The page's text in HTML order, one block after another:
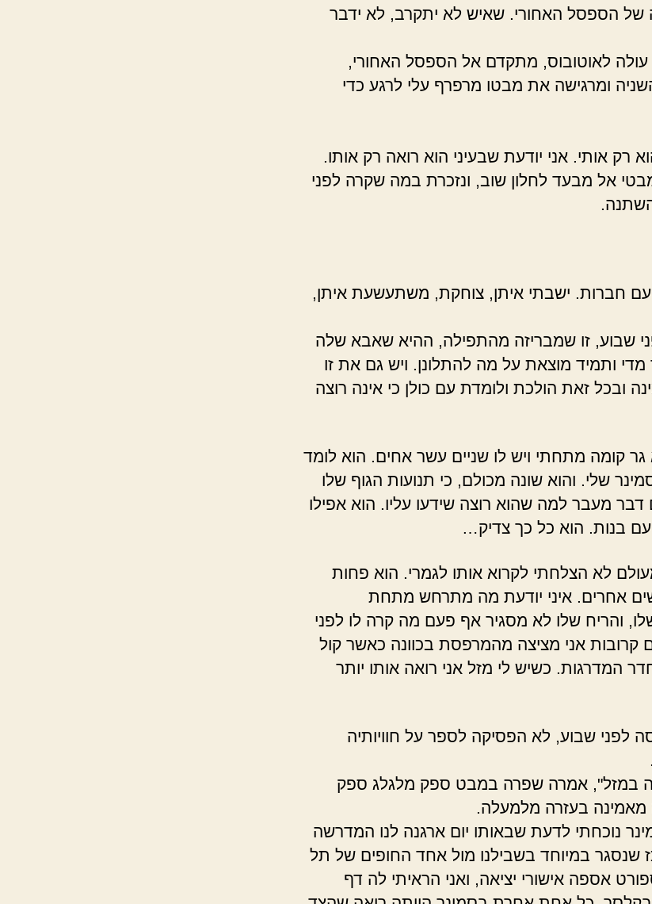
של הספסל האחורי. שאיש לא יתקרב, לא ידבר
עולה לאוטובוס, מתקדם אל הספסל האחורי,
ומרגישה את מבטו מרפרף עלי לרגע כדי
רק אותי. אני יודעת שבעיני הוא רואה רק אותו.
אל מבעד לחלון שוב, ונזכרת במה שקרה לפני
עם חברות. ישבתי איתן, צוחקת, משתעשעת איתן,
שבוע, זו שמבריזה מהתפילה, ההיא שאבא שלה
ותמיד מוצאת על מה להתלונן. ויש גם את זו
ובכל זאת הולכת ולומדת עם כולן כי אינה רוצה
גר קומה מתחתי ויש לו שניים עשר אחים. הוא לומד
שלי. והוא שונה מכולם, כי תנועות הגוף שלו
מעבר למה שהוא רוצה שידעו עליו. הוא אפילו
עם בנות. הוא כל כך צדיק…
לא הצלחתי לקרוא אותו לגמרי. הוא פחות
אחרים. איני יודעת מה מתרחש מתחת
והריח שלו לא מסגיר אף פעם מה קרה לו לפני
קרובות אני מציצה מהמרפסת בכוונה כאשר קול
המדרגות. כשיש לי מזל אני רואה אותו יותר
לפני שבוע, לא הפסיקה לספר על חוויותיה
במזל", אמרה שפרה במבט ספק מלגלג ספק
מאמינה בעזרה מלמעלה.
נוכחתי לדעת שבאותו יום ארגנה לנו המדרשה
שנסגר במיוחד בשבילנו מול אחד החופים של תל
אספה אישורי יציאה, ואני הראיתי לה דף